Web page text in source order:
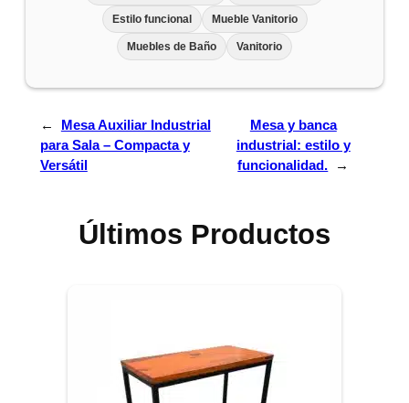
Estilo funcional Mueble Vanitorio
Muebles de Baño Vanitorio
←
Mesa Auxiliar Industrial
para Sala – Compacta y
Versátil
Mesa y banca
industrial: estilo y
funcionalidad.
→
Últimos Productos